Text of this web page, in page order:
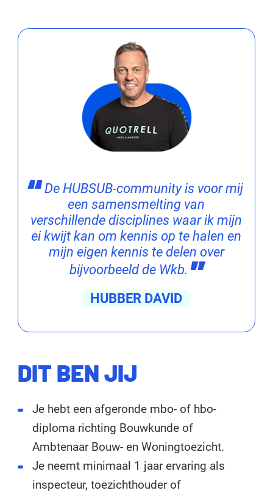
De HUBSUB-community is voor mij
een samensmelting van
verschillende disciplines waar ik mijn
ei kwijt kan om kennis op te halen en
mijn eigen kennis te delen over
bijvoorbeeld de Wkb.
HUBBER DAVID
DIT BEN JIJ
Je hebt een afgeronde mbo- of hbo-
diploma richting Bouwkunde of
Ambtenaar Bouw- en Woningtoezicht.
Je neemt minimaal 1 jaar ervaring als
inspecteur, toezichthouder of